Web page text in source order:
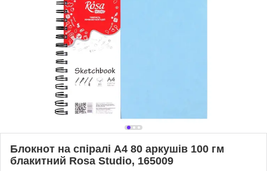
Блокнот на спіралі А4 80 аркушів 100 гм
блакитний Rosa Studio, 165009